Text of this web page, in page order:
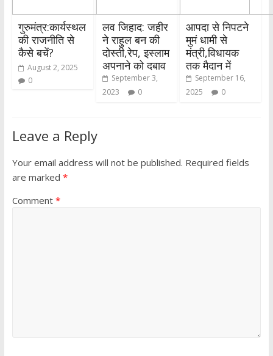
गुरुमंत्र:कार्यस्थल
की राजनीति से
कैसे बचें?
August 2, 2025
0
लव जिहाद: जहीर
ने राहुल बन की
दोस्ती,रेप, इस्लाम
अपनाने को दबाव
September 3,
2023
0
आपदा से निपटने
मुमं धामी से
मंत्री,विधायक
तक मैदान में
September 16,
2025
0
Leave a Reply
Your email address will not be published. Required fields
are marked *
Comment *